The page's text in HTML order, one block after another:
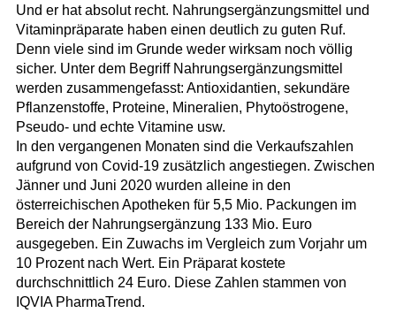
Und er hat absolut recht. Nahrungsergänzungsmittel und
Vitaminpräparate haben einen deutlich zu guten Ruf.
Denn viele sind im Grunde weder wirksam noch völlig
sicher. Unter dem Begriff Nahrungsergänzungsmittel
werden zusammengefasst: Antioxidantien, sekundäre
Pflanzenstoffe, Proteine, Mineralien, Phytoöstrogene,
Pseudo- und echte Vitamine usw.
In den vergangenen Monaten sind die Verkaufszahlen
aufgrund von Covid-19 zusätzlich angestiegen. Zwischen
Jänner und Juni 2020 wurden alleine in den
österreichischen Apotheken für 5,5 Mio. Packungen im
Bereich der Nahrungsergänzung 133 Mio. Euro
ausgegeben. Ein Zuwachs im Vergleich zum Vorjahr um
10 Prozent nach Wert. Ein Präparat kostete
durchschnittlich 24 Euro. Diese Zahlen stammen von
IQVIA PharmaTrend.